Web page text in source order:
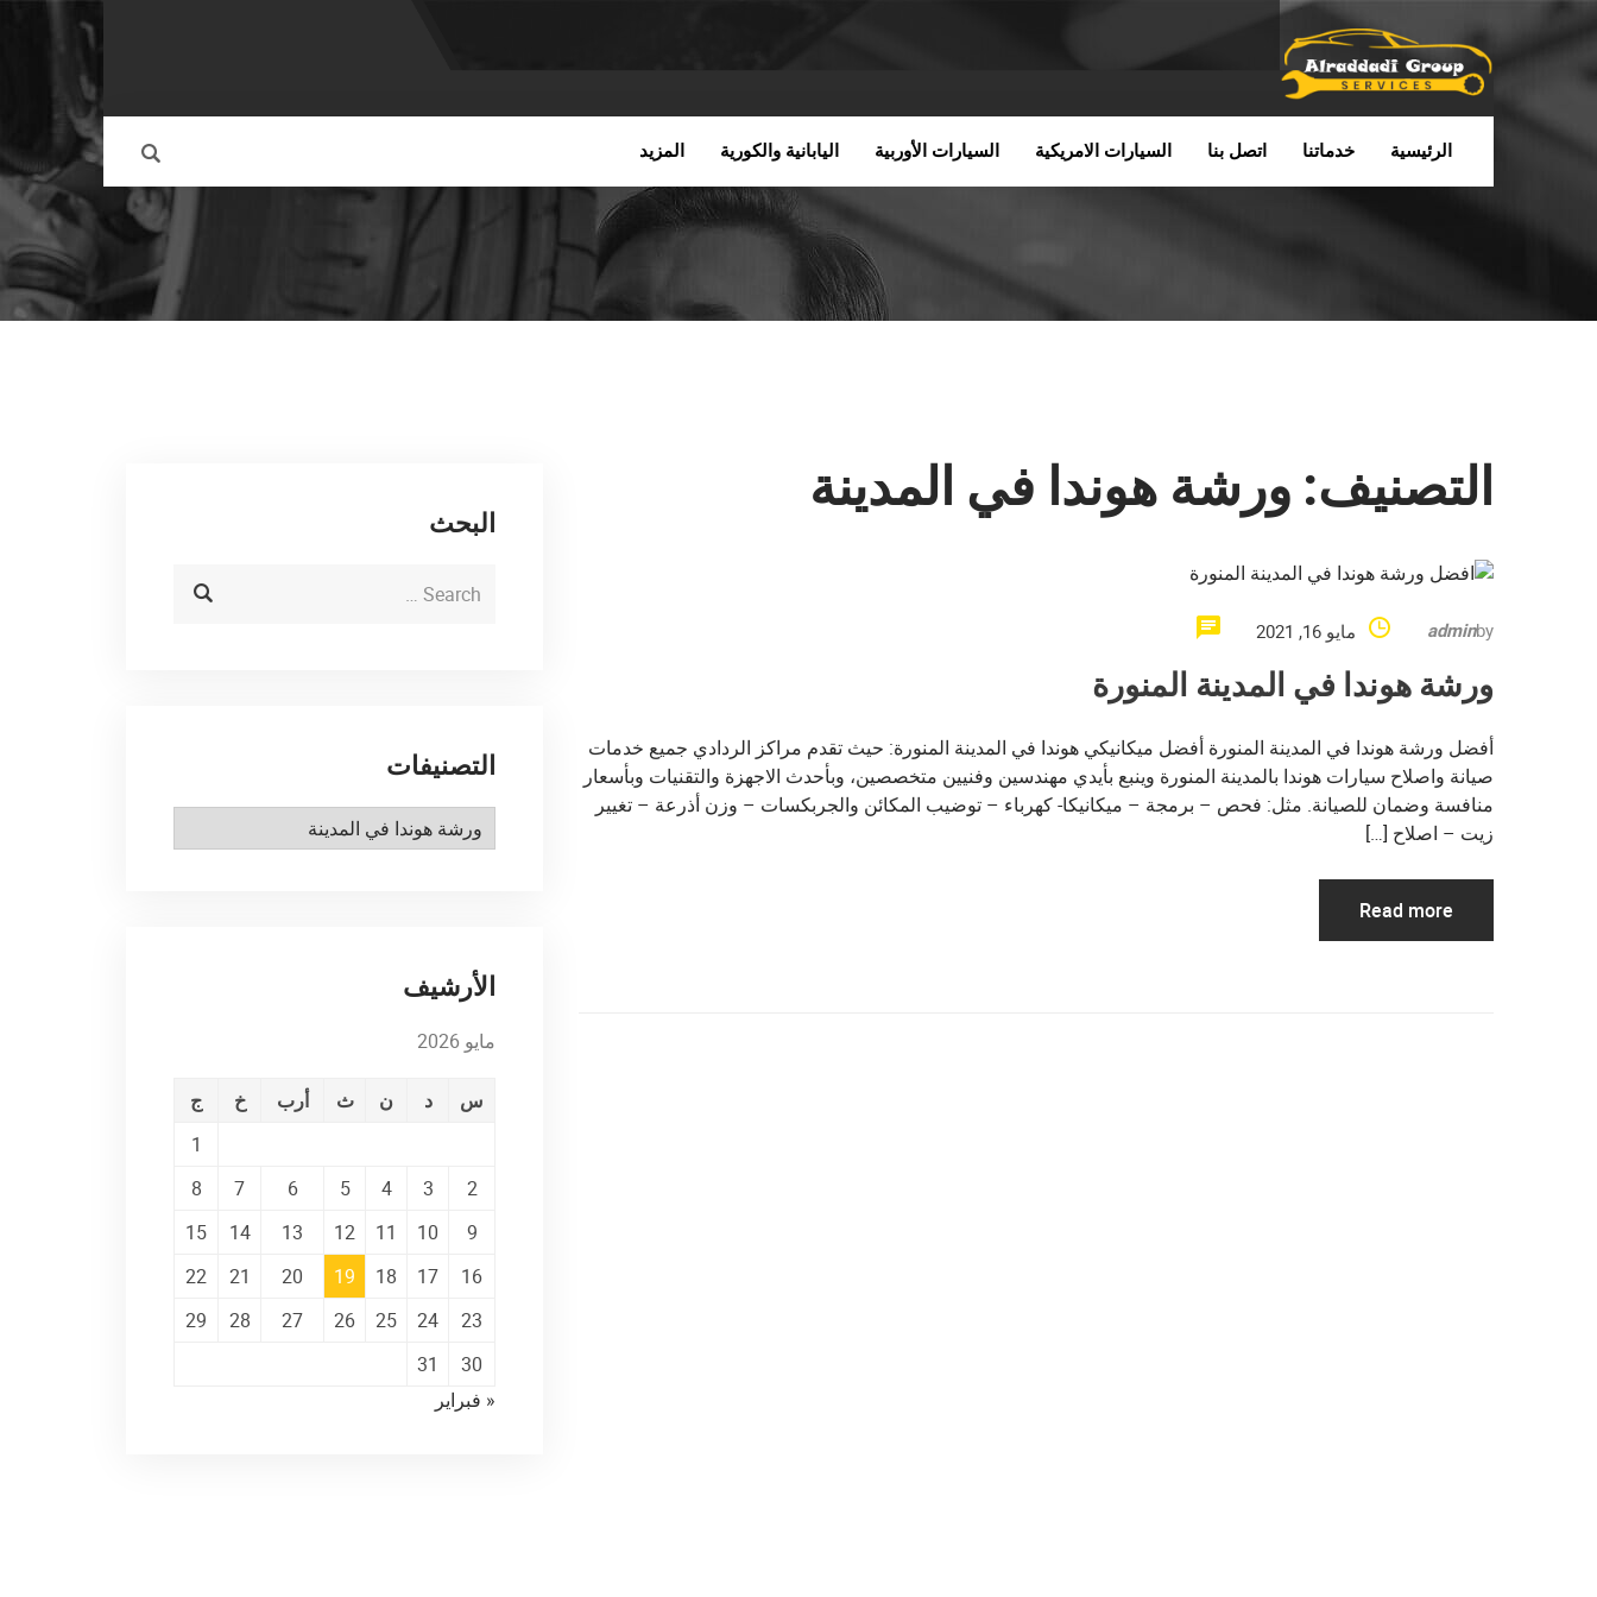
الرئيسية خدماتنا اتصل بنا السيارات الامريكية السيارات الأوربية اليابانية والكورية المزيد
التصنيف: ورشة هوندا في المدينة
by
admin مايو 16, 2021
ورشة هوندا في المدينة المنورة
أفضل ورشة هوندا في المدينة المنورة أفضل ميكانيكي هوندا في المدينة المنورة: حيث تقدم مراكز الردادي جميع خدمات
صيانة واصلاح سيارات هوندا بالمدينة المنورة وينبع بأيدي مهندسين وفنيين متخصصين، وبأحدث الاجهزة والتقنيات وبأسعار
منافسة وضمان للصيانة. مثل: فحص – برمجة – ميكانيكا- كهرباء – توضيب المكائن والجربكسات – وزن أذرعة – تغيير
زيت – اصلاح […]
Read more
البحث
التصنيفات
التصنيفات
الأرشيف
مايو 2026
س د ن ث أرب خ
ج
1
2
3
4
5
6
7
8
9
10
11
12
13
14
15
16
17
18
19
20
21
22
23
24
25
26
27
28
29
30
31
« فبراير